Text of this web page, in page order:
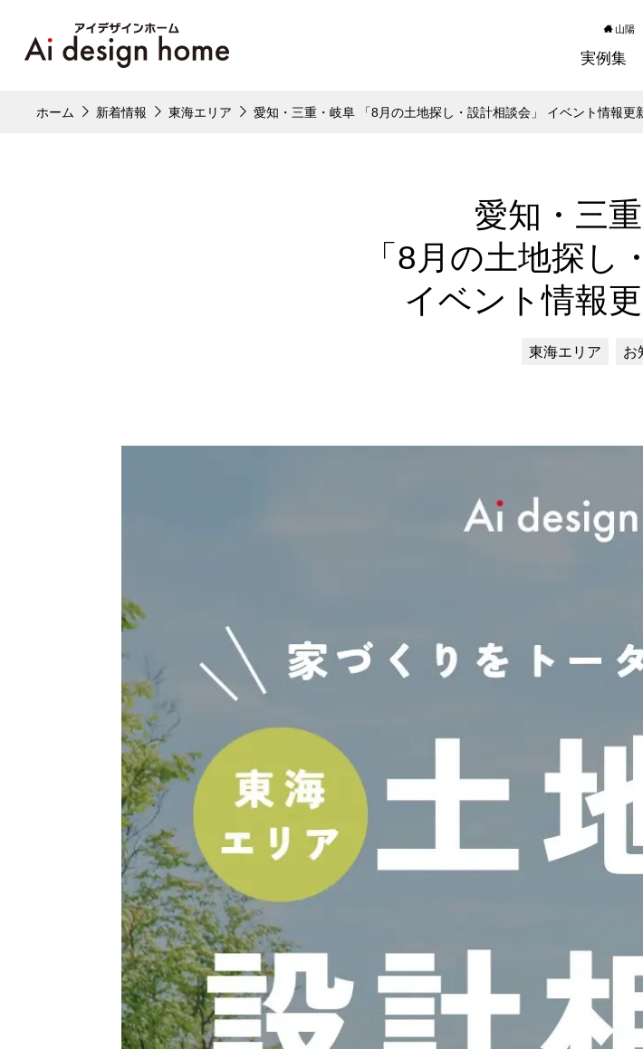
山陽
実例集
ホーム 新着情報 東海エリア 愛知・三重・岐阜 「8月の土地探し・設計相談会」 イベント情報更
愛知・三
「8月の土地探し
イベント情報
東海エリア お